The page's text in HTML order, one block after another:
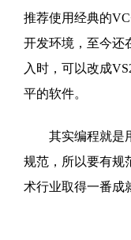
推荐使用经典的
开发环境，至今还
入时，可以改成
平的软件。
其实编程就是用
规范，所以要有规
术行业取得一番成